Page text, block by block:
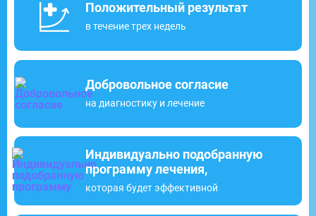
Положительный результат
в течение трех недель
Добровольное согласие
на диагностику и лечение
Индивидуально подобранную
программу лечения,
которая будет эффективной